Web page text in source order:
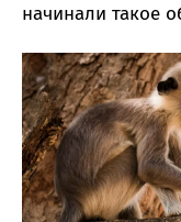
начинали такое